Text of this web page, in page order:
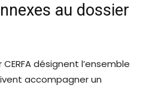
au dossier
désignent l’ensemble
accompagner un